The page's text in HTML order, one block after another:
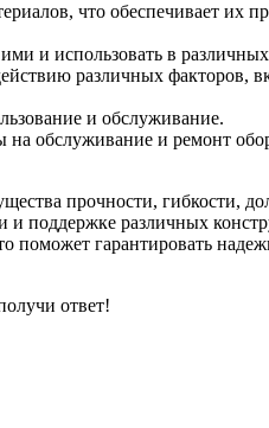
что обеспечивает их
и использовать в
различных факторов,
и обслуживание.
обслуживание и ремонт
прочности, гибкости,
и поддержке различных
поможет гарантировать
ответ!